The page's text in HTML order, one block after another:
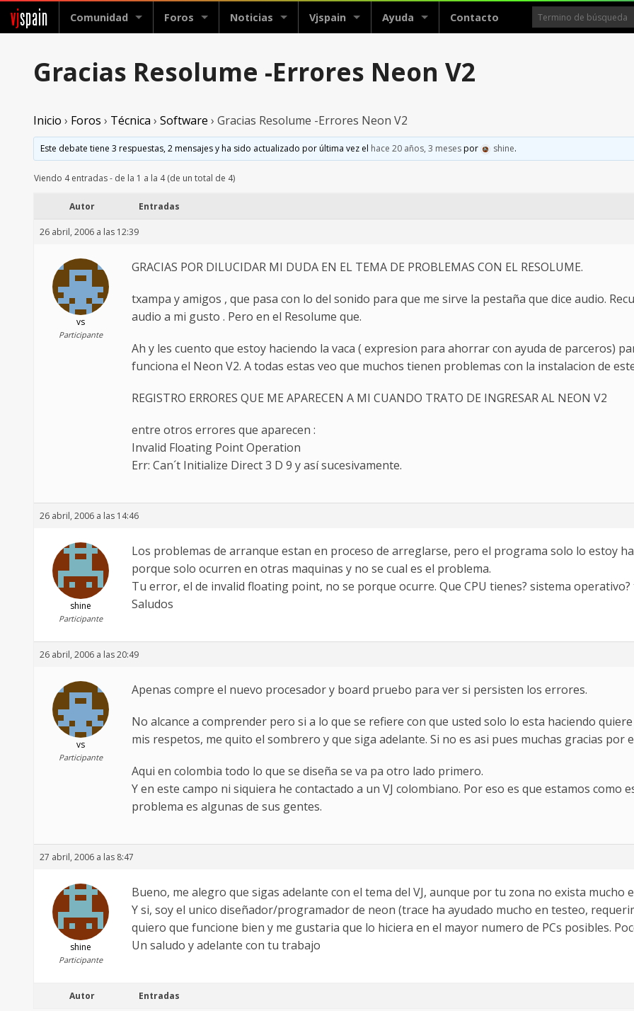
vjspain Comunidad Foros Noticias Vjspain Ayuda Contacto
Gracias Resolume -Errores Neon V2
Inicio › Foros › Técnica › Software › Gracias Resolume -Errores Neon V2
Este debate tiene 3 respuestas, 2 mensajes y ha sido actualizado por última vez el hace 20 años, 3 mesespor shine.
Viendo 4 entradas - de la 1 a la 4 (de un total de 4)
Autor Entradas
26 abril, 2006 a las 12:39
vs
Participante
GRACIAS POR DILUCIDAR MI DUDA EN EL TEMA DE PROBLEMAS CON EL RESOLUME.
txampa y amigos , que pasa con lo del sonido para que me sirve la pestaña que dice audio.
audio a mi gusto . Pero en el Resolume que.
Ah y les cuento que estoy haciendo la vaca ( expresion para ahorrar con ayuda de parceros)
funciona el Neon V2. A todas estas veo que muchos tienen problemas con la instalacion de
REGISTRO ERRORES QUE ME APARECEN A MI CUANDO TRATO DE INGRESAR AL NEON V2
entre otros errores que aparecen :
Invalid Floating Point Operation
Err: Can´t Initialize Direct 3 D 9 y así sucesivamente.
26 abril, 2006 a las 14:46
shine
Participante
Los problemas de arranque estan en proceso de arreglarse, pero el programa solo lo estoy
porque solo ocurren en otras maquinas y no se cual es el problema.
Tu error, el de invalid floating point, no se porque ocurre. Que CPU tienes? sistema
Saludos
26 abril, 2006 a las 20:49
vs
Participante
Apenas compre el nuevo procesador y board pruebo para ver si persisten los errores.
No alcance a comprender pero si a lo que se refiere con que usted solo lo esta haciendo
mis respetos, me quito el sombrero y que siga adelante. Si no es asi pues muchas gracias por
Aqui en colombia todo lo que se diseña se va pa otro lado primero.
Y en este campo ni siquiera he contactado a un VJ colombiano. Por eso es que estamos como
problema es algunas de sus gentes.
27 abril, 2006 a las 8:47
shine
Participante
Bueno, me alegro que sigas adelante con el tema del VJ, aunque por tu zona no exista mucho
Y si, soy el unico diseñador/programador de neon (trace ha ayudado mucho en testeo,
quiero que funcione bien y me gustaria que lo hiciera en el mayor numero de PCs posibles.
Un saludo y adelante con tu trabajo
Autor Entradas